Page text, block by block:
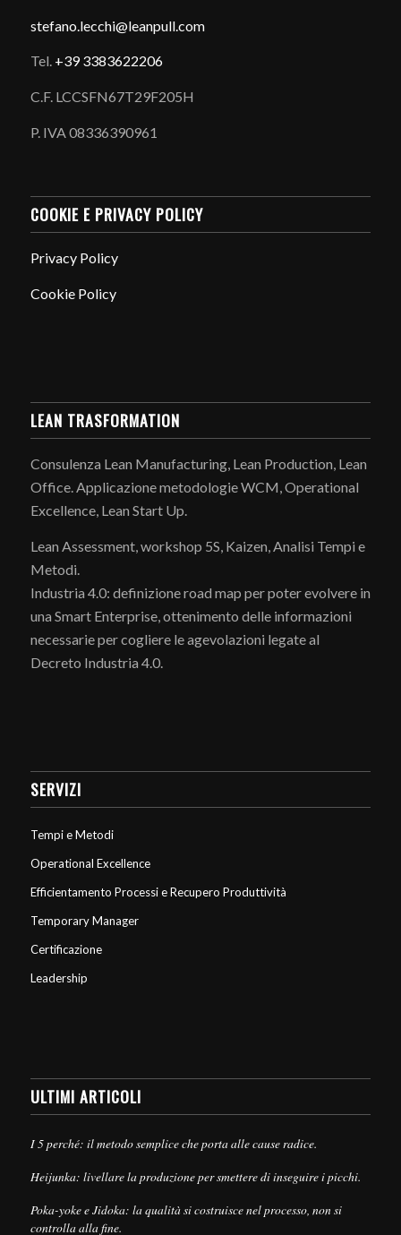
stefano. lecchi@leanpull.com
Tel. +39 3383622206
C.F. LCCSFN67T29F205H
P. IVA 08336390961
COOKIE E PRIVACY POLICY
Privacy Policy
Cookie Policy
LEAN TRASFORMATION
Consulenza Lean Manufacturing, Lean Production, Lean
Office. Applicazione metodologie WCM, Operational
Excellence, Lean Start Up.
Lean Assessment, workshop 5S, Kaizen, Analisi Tempi e
Metodi.
Industria 4.0: definizione road map per poter evolvere in
una Smart Enterprise, ottenimento delle informazioni
necessarie per cogliere le agevolazioni legate al
Decreto Industria 4.0.
SERVIZI
Tempi e Metodi
Operational Excellence
Efficientamento Processi e Recupero Produttività
Temporary Manager
Certificazione
Leadership
ULTIMI ARTICOLI
I 5 perché: il metodo semplice che porta alle cause radice.
Heijunka: livellare la produzione per smettere di inseguire i picchi.
Poka-yoke e Jidoka: la qualità si costruisce nel processo, non si
controlla alla fine.